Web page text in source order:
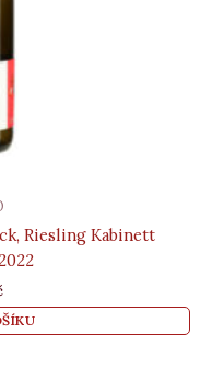
Riesling Kabinett